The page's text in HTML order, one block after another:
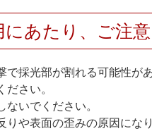
にあたり、ご注
採光部が割れる可能性があ
さい。
いでください。
や表面の歪みの原因になり